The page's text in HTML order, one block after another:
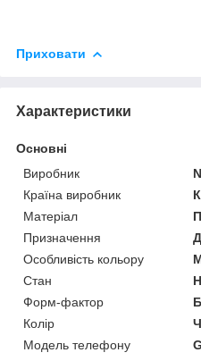
Приховати
Характеристики
Основні
Виробник
Країна виробник
Матеріал
Призначення
Особливість кольору
Стан
Форм-фактор
Колір
Модель телефону